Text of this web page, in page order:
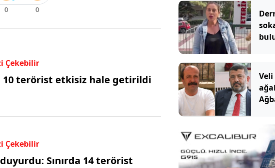
Çekebilir
10 terörist etkisiz hale getirildi
Çekebilir
Sınırda 14 terörist
Veli